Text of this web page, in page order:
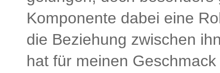
Komponente dabei eine
die Beziehung zwischen
hat für meinen